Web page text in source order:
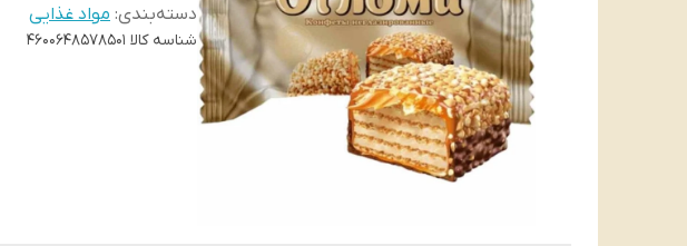
دسته‌بندی: مواد غذایی
شناسه کالا 4600648578501